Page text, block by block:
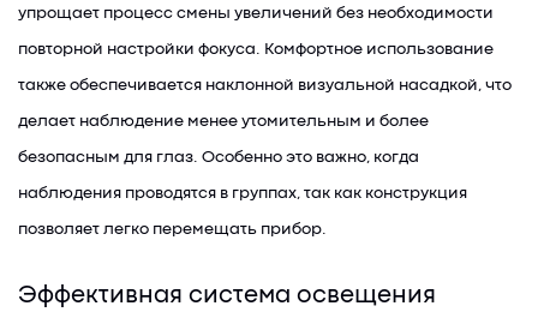
упрощает процесс смены увеличений без необходимости
повторной настройки фокуса. Комфортное использование
также обеспечивается наклонной визуальной насадкой, что
делает наблюдение менее утомительным и более
безопасным для глаз. Особенно это важно, когда
наблюдения проводятся в группах, так как конструкция
позволяет легко перемещать прибор.
Эффективная система освещения